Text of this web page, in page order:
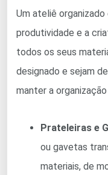
Um ateliê
produtividade e a
todos os seus
designado e sejam
manter a
Prateleiras e
ou gavetas
materiais, de